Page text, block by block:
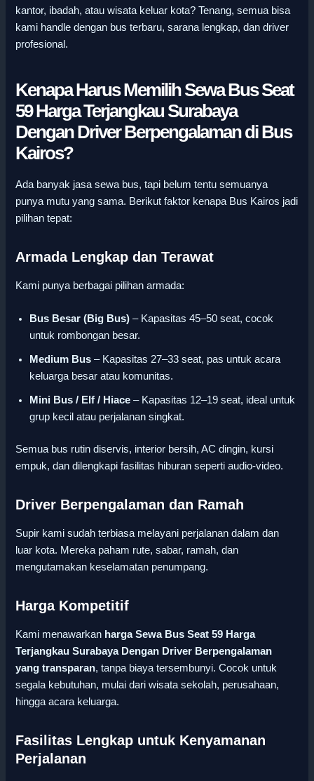
kantor, ibadah, atau wisata keluar kota? Tenang, semua bisa
kami handle dengan bus terbaru, sarana lengkap, dan driver
profesional.
Kenapa Harus Memilih Sewa Bus Seat
59 Harga Terjangkau Surabaya
Dengan Driver Berpengalaman di Bus
Kairos?
Ada banyak jasa sewa bus, tapi belum tentu semuanya
punya mutu yang sama. Berikut faktor kenapa Bus Kairos jadi
pilihan tepat:
Armada Lengkap dan Terawat
Kami punya berbagai pilihan armada:
Bus Besar (Big Bus) – Kapasitas 45–50 seat, cocok
untuk rombongan besar.
Medium Bus – Kapasitas 27–33 seat, pas untuk acara
keluarga besar atau komunitas.
Mini Bus / Elf / Hiace – Kapasitas 12–19 seat, ideal untuk
grup kecil atau perjalanan singkat.
Semua bus rutin diservis, interior bersih, AC dingin, kursi
empuk, dan dilengkapi fasilitas hiburan seperti audio-video.
Driver Berpengalaman dan Ramah
Supir kami sudah terbiasa melayani perjalanan dalam dan
luar kota. Mereka paham rute, sabar, ramah, dan
mengutamakan keselamatan penumpang.
Harga Kompetitif
Kami menawarkan harga Sewa Bus Seat 59 Harga
Terjangkau Surabaya Dengan Driver Berpengalaman
yang transparan, tanpa biaya tersembunyi. Cocok untuk
segala kebutuhan, mulai dari wisata sekolah, perusahaan,
hingga acara keluarga.
Fasilitas Lengkap untuk Kenyamanan
Perjalanan